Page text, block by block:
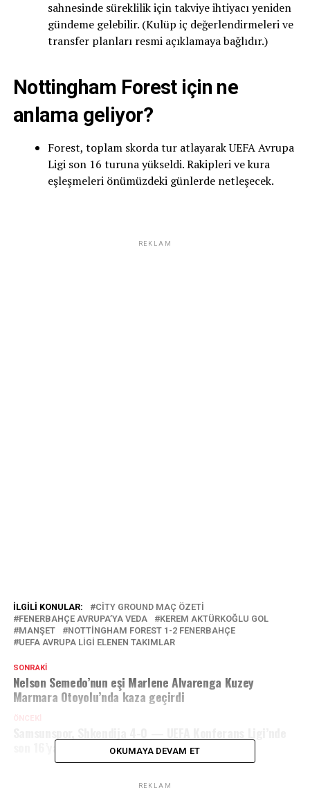
sahnesinde süreklilik için takviye ihtiyacı yeniden
gündeme gelebilir. (Kulüp iç değerlendirmeleri ve
transfer planları resmi açıklamaya bağlıdır.)
Nottingham Forest için ne
anlama geliyor?
Forest, toplam skorda tur atlayarak UEFA Avrupa
Ligi son 16 turuna yükseldi. Rakipleri ve kura
eşleşmeleri önümüzdeki günlerde netleşecek.
REKLAM
İLGILI KONULAR:
CITY GROUND MAÇ ÖZETI
FENERBAHÇE AVRUPA’YA VEDA
KEREM AKTÜRKOĞLU GOL
MANŞET
NOTTINGHAM FOREST 1-2 FENERBAHÇE
UEFA AVRUPA LIGI ELENEN TAKIMLAR
SONRAKI
Nelson Semedo’nun eşi Marlene Alvarenga Kuzey
Marmara Otoyolu’nda kaza geçirdi
ÖNCEKI
son 16’ya yükseldi
OKUMAYA DEVAM ET
REKLAM